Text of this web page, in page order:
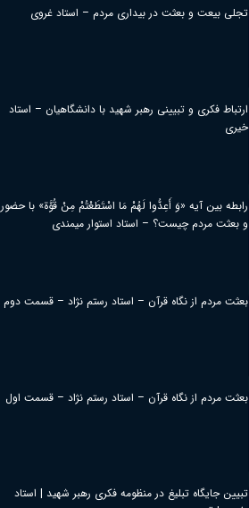
تجلی بیعت و بعثت در بیداری مردم – استاد غروی
ارتباط فکری و تبیینی رهبر شهید با دانشگاهیان – استاد
خیری
رابطه بین آیه «وَ أَعِدُّوا لَهُمْ مَا اسْتَطَعْتُمْ مِنْ قُوَّة» با حضور
و بعثت مردم چیست؟ – استاد استوار میمندی
بعثت مردم از نگاه قرآن – استاد رستم نژاد – قسمت دوم
بعثت مردم از نگاه قرآن – استاد رستم نژاد – قسمت اول
تبیین جایگاه تبلیغ در منظومه فکری رهبر شهید | استاد